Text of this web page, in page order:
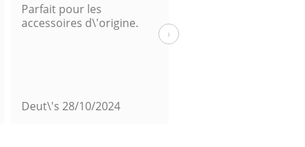
Parfait pour les
accessoires d\'origine.
Deut\'s 28/10/2024
›